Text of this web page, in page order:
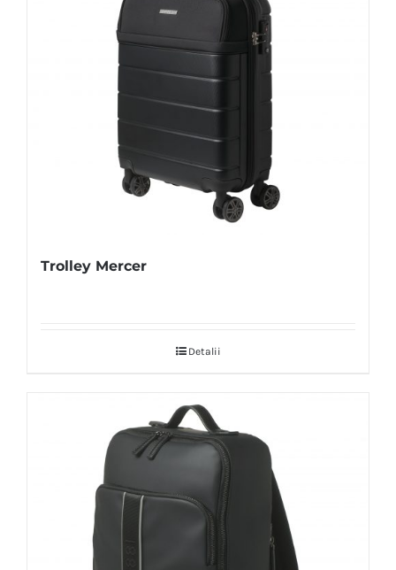
Trolley Mercer
Detalii